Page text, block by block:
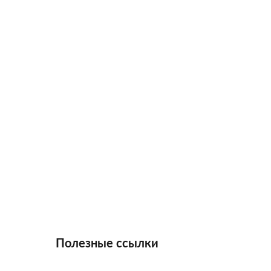
Полезные ссылки